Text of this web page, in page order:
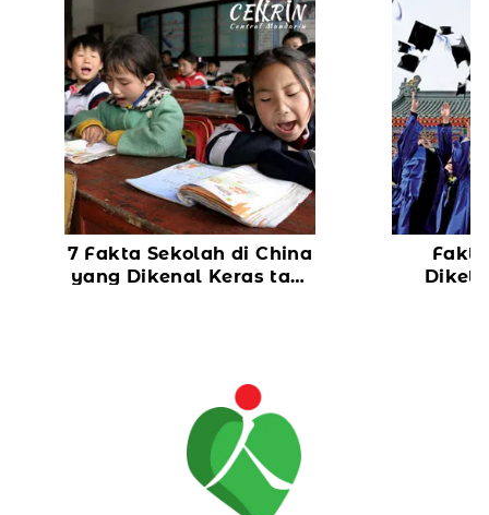
7 Fakta Sekolah di China
yang Dikenal Keras tapi